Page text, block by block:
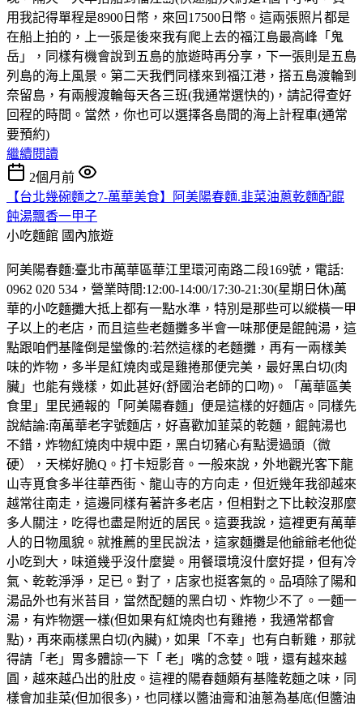
用我記得單程是8900日幣，來回17500日幣。這兩張照片都是
在船上拍的，上一張是後來我有爬上去的福江島最高峰「鬼
岳」，同樣有機會說到五島的旅遊時再分享，下一張則是五島
列島的海上風景。第二天我們同樣來到福江港，搭五島渡輪到
奈留島，有兩艘渡輪每天各三班(我通常選快的)，請記得查好
回程的時間。當然，你也可以選擇各島間的海上計程車(通常
要預約)
繼續閱讀
2個月前
【台北幾碗麵之7-萬華美食】阿美陽春麵.韭菜油蔥乾麵配餛
飩湯飄香一甲子
小吃麵館 國內旅遊
阿美陽春麵:臺北市萬華區華江里環河南路二段169號，電話:
0962 020 534，營業時間:12:00-14:00/17:30-21:30(星期日休)萬
華的小吃麵攤大抵上都有一點水準，特別是那些可以縱橫一甲
子以上的老店，而且這些老麵攤多半會一味那便是餛飩湯，這
點跟咱們基隆倒是蠻像的:若然這樣的老麵攤，再有一兩樣美
味的炸物，多半是紅燒肉或是雞捲那便完美，最好黑白切(肉
臟」也能有幾樣，如此甚好(舒國治老師的口吻)。「萬華區美
食里」里民通報的「阿美陽春麵」便是這樣的好麵店。同樣先
說結論:南萬華老字號麵店，好喜歡加韮菜的乾麵，餛飩湯也
不錯，炸物紅燒肉中規中距，黑白切豬心有點燙過頭（微
硬），天梯好脆Q。打卡短影音。一般來說，外地觀光客下龍
山寺覓食多半往華西街、龍山寺的方向走，但近幾年我卻越來
越常往南走，這邊同樣有著許多老店，但相對之下比較沒那麼
多人關注，吃得也盡是附近的居民。這要我說，這裡更有萬華
人的日物風貌。就推薦的里民說法，這家麵攤是他爺爺老他從
小吃到大，味道幾乎沒什麼變。用餐環境沒什麼好提，但有冷
氣、乾乾淨淨，足已。對了，店家也挺客氣的。品項除了陽和
湯品外也有米苔目，當然配麵的黑白切、炸物少不了。一麵一
湯，有炸物選一樣(但如果有紅燒肉也有雞捲，我通常都會
點)，再來兩樣黑白切(內臟)，如果「不幸」也有白斬雞，那就
得請「老」胃多體諒一下「 老」嘴的念婪。哦，還有越來越
圓，越來越凸出的肚皮。這裡的陽春麵頗有基隆乾麵之味，同
樣會加韭菜(但加很多)，也同樣以醬油膏和油蔥為基底(但醬油